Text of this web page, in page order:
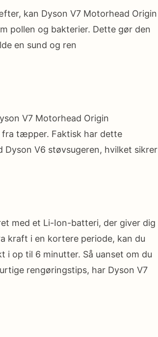
kan Dyson V7 Motorhead Origin
pollen og bakterier. Dette gør den
en sund og ren
V7 Motorhead Origin
fra tæpper. Faktisk har dette
V6 støvsugeren, hvilket sikrer
med et Li-Ion-batteri, der giver dig
kraft i en kortere periode, kan du
i op til 6 minutter. Så uanset om du
rengøringstips, har Dyson V7